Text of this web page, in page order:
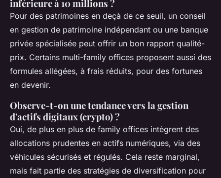
inférieure à 10 millions ?
Pour des patrimoines en deçà de ce seuil, un conseil
en gestion de patrimoine indépendant ou une banque
privée spécialisée peut offrir un bon rapport qualité-
prix. Certains multi-family offices proposent aussi des
formules allégées, à frais réduits, pour des fortunes
en devenir.
Observe-t-on une tendance vers la gestion
d'actifs digitaux (crypto) ?
Oui, de plus en plus de family offices intègrent des
allocations prudentes en actifs numériques, via des
véhicules sécurisés et régulés. Cela reste marginal,
mais fait partie des stratégies de diversification pour